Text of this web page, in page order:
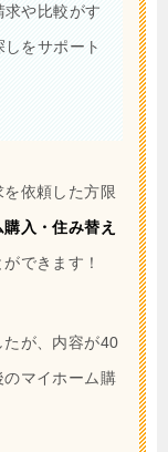
や比較がす
をサポート
依頼した方限
入・住み替え
できます！
が、内容が40
マイホーム購